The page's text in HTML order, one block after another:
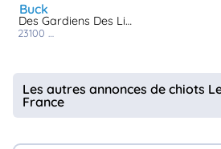
buck
Des Gardiens Des Lions
23100
Les autres annonces de chiots
France